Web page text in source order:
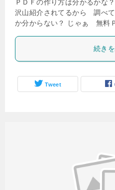
ＰＤＦの作り方は分かるかな
沢山紹介されてるから 調べ
か分からない？ じゃぁ 無料
続き
Tweet